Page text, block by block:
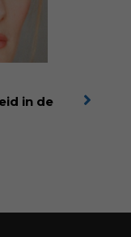
los te
een
je lokale
via
in de